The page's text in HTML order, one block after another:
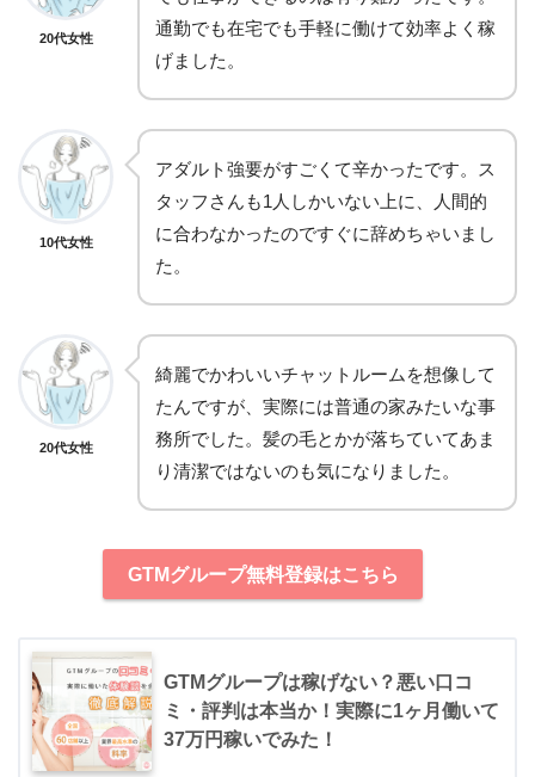
20代女性
通勤でも在宅でも手軽に働けて効率よく稼
げました。
10代女性
アダルト強要がすごくて辛かったです。ス
タッフさんも1人しかいない上に、人間的
に合わなかったのですぐに辞めちゃいまし
た。
20代女性
綺麗でかわいいチャットルームを想像して
たんですが、実際には普通の家みたいな事
務所でした。髪の毛とかが落ちていてあま
り清潔ではないのも気になりました。
GTMグループ無料登録はこちら
GTMグループは稼げない？悪い口コ
ミ・評判は本当か！実際に1ヶ月働いて
37万円稼いでみた！